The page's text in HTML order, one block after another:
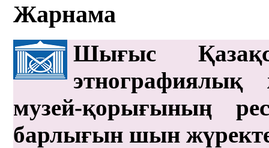
Жарнама
Шығыс
этнографиялық
музей-қорығының
барлығын шын